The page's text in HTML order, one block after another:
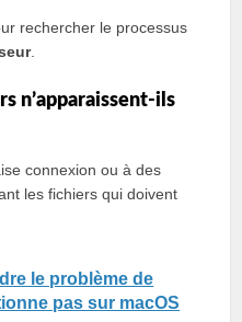
rechercher le processus
.
n’apparaissent-ils
connexion ou à des
les fichiers qui doivent
le problème de
pas sur macOS